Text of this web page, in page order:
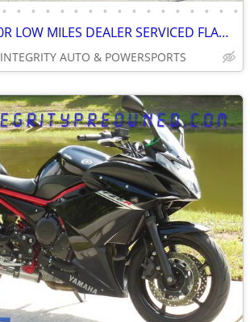
• • • • • • • • • • • • • • • • •
2018 BMW S1000R LOW MILES DEALER SERVICED FLAWLESS NO BS DEALER FEES!!
INTEGRITY AUTO & POWERSPORTS